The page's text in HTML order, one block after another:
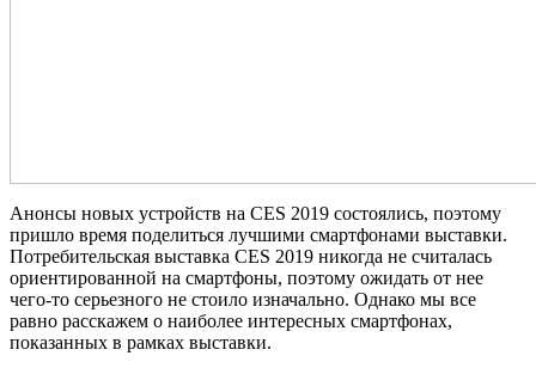
Анонсы новых устройств на CES 2019 состоялись, поэтому
пришло время поделиться лучшими смартфонами выставки.
Потребительская выставка CES 2019 никогда не считалась
ориентированной на смартфоны, поэтому ожидать от нее
чего-то серьезного не стоило изначально. Однако мы все
равно расскажем о наиболее интересных смартфонах,
показанных в рамках выставки.